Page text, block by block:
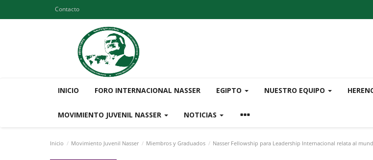
Contacto
INICIO FORO INTERNACIONAL NASSER EGIPTO NUESTRO EQUIPO
MOVIMIENTO JUVENIL NASSER NOTICIAS
Inicio Movimiento Juvenil Nasser Miembros y Graduados Nasser Fellowship para Leadership Internacional relata al